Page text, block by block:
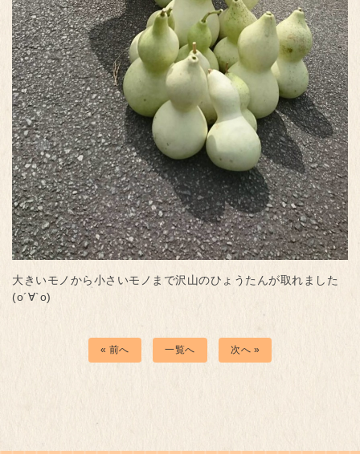
大きいモノから小さいモノまで沢山のひょうたんが取れました
(о´∀`о)
« 前へ 一覧へ 次へ »